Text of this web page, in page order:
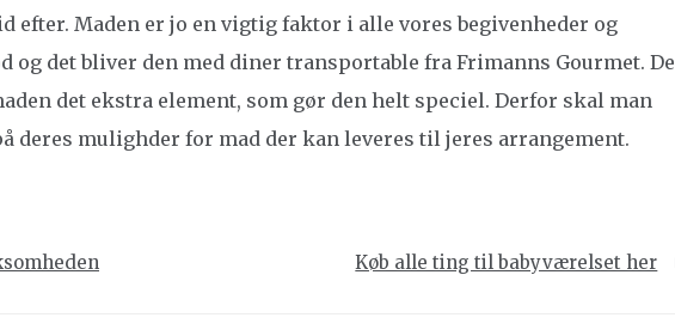
efter. Maden er jo en vigtig faktor i alle vores begivenheder og
og det bliver den med diner transportable fra Frimanns Gourmet. De
det ekstra element, som gør den helt speciel. Derfor skal man
deres mulighder for mad der kan leveres til jeres arrangement.
Køb alle ting til babyværelset her